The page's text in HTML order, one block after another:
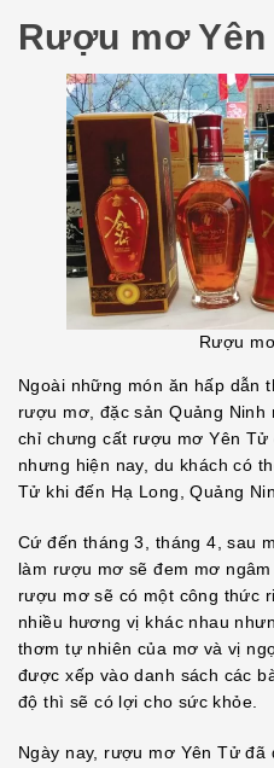
Rượu mơ
Rượu
Ngoài những món ăn hấp dẫn
rượu mơ, đặc sản Quảng
chỉ chưng cất rượu mơ Yên
nhưng hiện nay, du khách có
Tử khi đến Hạ Long, Quảng
Cứ đến tháng 3, tháng 4, sau
làm rượu mơ sẽ đem mơ
rượu mơ sẽ có một công thức
nhiều hương vị khác nhau
thơm tự nhiên của mơ và vị
được xếp vào danh sách các
độ thì sẽ có lợi cho sức khỏe.
Ngày nay, rượu mơ Yên Tử